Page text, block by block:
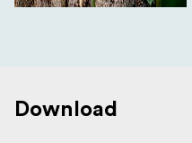
Download